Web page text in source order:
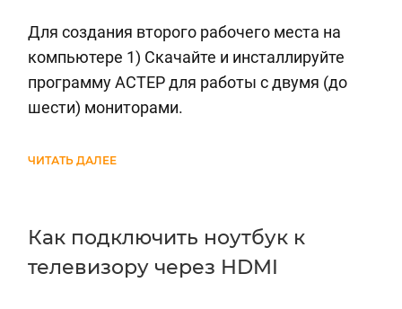
Для создания второго рабочего места на
компьютере 1) Скачайте и инсталлируйте
программу АСТЕР для работы с двумя (до
шести) мониторами.
ЧИТАТЬ ДАЛЕЕ
Как подключить ноутбук к
телевизору через HDMI